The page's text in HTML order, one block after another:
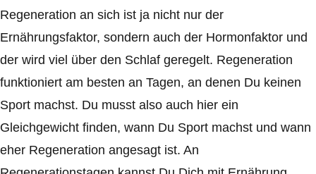
Regeneration an sich ist ja nicht nur der
Ernährungsfaktor, sondern auch der Hormonfaktor und
der wird viel über den Schlaf geregelt. Regeneration
funktioniert am besten an Tagen, an denen Du keinen
Sport machst. Du musst also auch hier ein
Gleichgewicht finden, wann Du Sport machst und wann
eher Regeneration angesagt ist. An